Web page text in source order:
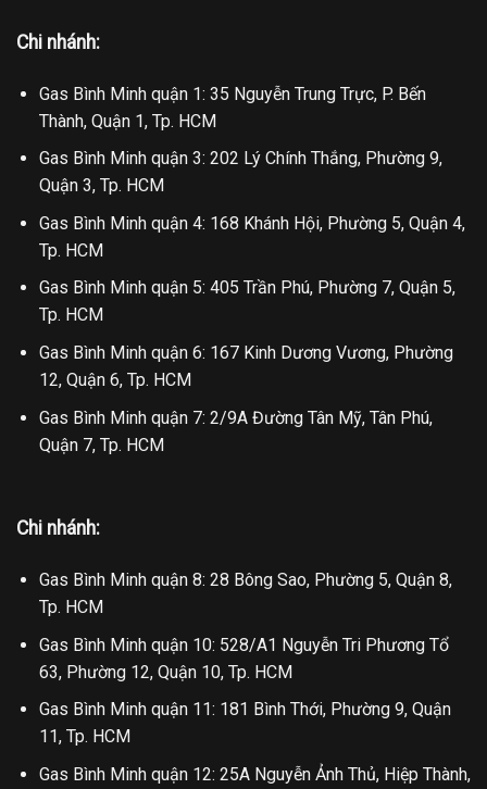
Chi nhánh:
Gas Bình Minh quận 1: 35 Nguyễn Trung Trực, P. Bến
Thành, Quận 1, Tp. HCM
Gas Bình Minh quận 3: 202 Lý Chính Thắng, Phường 9,
Quận 3, Tp. HCM
Gas Bình Minh quận 4: 168 Khánh Hội, Phường 5, Quận 4,
Tp. HCM
Gas Bình Minh quận 5: 405 Trần Phú, Phường 7, Quận 5,
Tp. HCM
Gas Bình Minh quận 6: 167 Kinh Dương Vương, Phường
12, Quận 6, Tp. HCM
Gas Bình Minh quận 7: 2/9A Đường Tân Mỹ, Tân Phú,
Quận 7, Tp. HCM
Chi nhánh:
Gas Bình Minh quận 8: 28 Bông Sao, Phường 5, Quận 8,
Tp. HCM
Gas Bình Minh quận 10: 528/A1 Nguyễn Tri Phương Tổ
63, Phường 12, Quận 10, Tp. HCM
Gas Bình Minh quận 11: 181 Bình Thới, Phường 9, Quận
11, Tp. HCM
Gas Bình Minh quận 12: 25A Nguyễn Ảnh Thủ, Hiệp Thành,